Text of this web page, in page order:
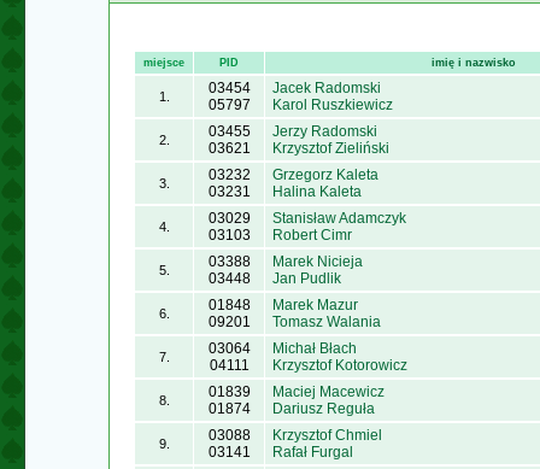
miejsce PID imię i nazwisko
1.
03454
05797
Jacek Radomski
Karol Ruszkiewicz
2.
03455
03621
Jerzy Radomski
Krzysztof Zieliński
3.
03232
03231
Grzegorz Kaleta
Halina Kaleta
4.
03029
03103
Stanisław Adamczyk
Robert Cimr
5.
03388
03448
Marek Nicieja
Jan Pudlik
6.
01848
09201
Marek Mazur
Tomasz Walania
7.
03064
04111
Michał Błach
Krzysztof Kotorowicz
8.
01839
01874
Maciej Macewicz
Dariusz Reguła
9.
03088
03141
Krzysztof Chmiel
Rafał Furgal